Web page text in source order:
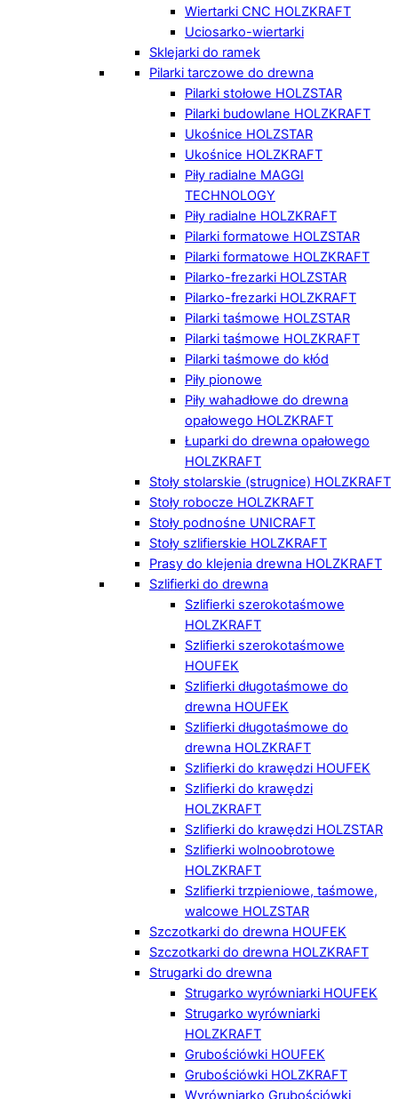
Wiertarki CNC HOLZKRAFT
Uciosarko-wiertarki
Sklejarki do ramek
Pilarki tarczowe do drewna
Pilarki stołowe HOLZSTAR
Pilarki budowlane HOLZKRAFT
Ukośnice HOLZSTAR
Ukośnice HOLZKRAFT
Piły radialne MAGGI
TECHNOLOGY
Piły radialne HOLZKRAFT
Pilarki formatowe HOLZSTAR
Pilarki formatowe HOLZKRAFT
Pilarko-frezarki HOLZSTAR
Pilarko-frezarki HOLZKRAFT
Pilarki taśmowe HOLZSTAR
Pilarki taśmowe HOLZKRAFT
Pilarki taśmowe do kłód
Piły pionowe
Piły wahadłowe do drewna
opałowego HOLZKRAFT
Łuparki do drewna opałowego
HOLZKRAFT
Stoły stolarskie (strugnice) HOLZKRAFT
Stoły robocze HOLZKRAFT
Stoły podnośne UNICRAFT
Stoły szlifierskie HOLZKRAFT
Prasy do klejenia drewna HOLZKRAFT
Szlifierki do drewna
Szlifierki szerokotaśmowe
HOLZKRAFT
Szlifierki szerokotaśmowe
HOUFEK
Szlifierki długotaśmowe do
drewna HOUFEK
Szlifierki długotaśmowe do
drewna HOLZKRAFT
Szlifierki do krawędzi HOUFEK
Szlifierki do krawędzi
HOLZKRAFT
Szlifierki do krawędzi HOLZSTAR
Szlifierki wolnoobrotowe
HOLZKRAFT
Szlifierki trzpieniowe, taśmowe,
walcowe HOLZSTAR
Szczotkarki do drewna HOUFEK
Szczotkarki do drewna HOLZKRAFT
Strugarki do drewna
Strugarko wyrówniarki HOUFEK
Strugarko wyrówniarki
HOLZKRAFT
Grubościówki HOUFEK
Grubościówki HOLZKRAFT
Wyrówniarko Grubościówki